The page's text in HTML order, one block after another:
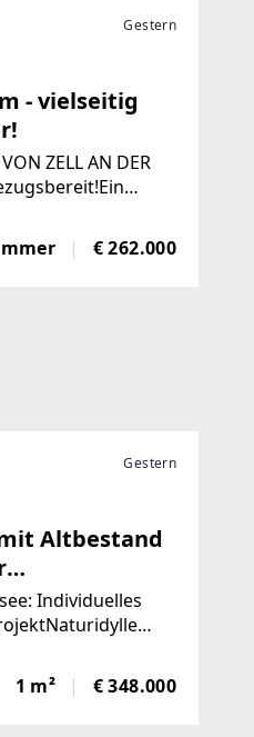
Gestern
- vielseitig
ZELL AN DER
kreativen Ideen
besonderen
€ 262.000
Gestern
Altbestand
vorhanden
Individuelles
dieses einzigartige
1 m² € 348.000